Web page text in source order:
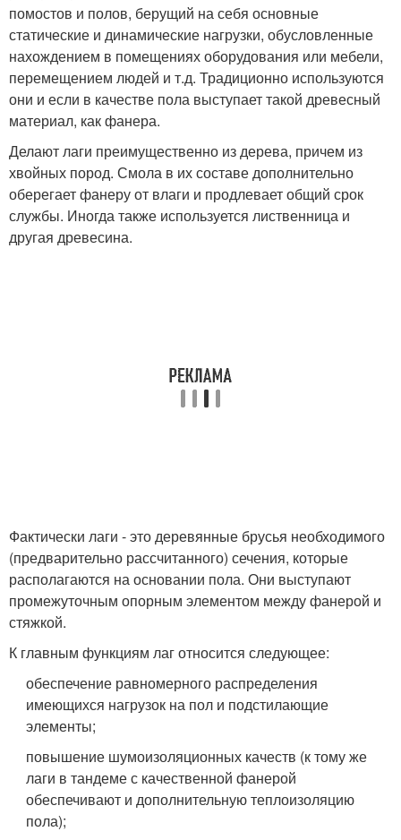
помостов и полов, берущий на себя основные
статические и динамические нагрузки, обусловленные
нахождением в помещениях оборудования или мебели,
перемещением людей и т.д. Традиционно используются
они и если в качестве пола выступает такой древесный
материал, как фанера.
Делают лаги преимущественно из дерева, причем из
хвойных пород. Смола в их составе дополнительно
оберегает фанеру от влаги и продлевает общий срок
службы. Иногда также используется лиственница и
другая древесина.
Фактически лаги - это деревянные брусья необходимого
(предварительно рассчитанного) сечения, которые
располагаются на основании пола. Они выступают
промежуточным опорным элементом между фанерой и
стяжкой.
К главным функциям лаг относится следующее:
обеспечение равномерного распределения
имеющихся нагрузок на пол и подстилающие
элементы;
повышение шумоизоляционных качеств (к тому же
лаги в тандеме с качественной фанерой
обеспечивают и дополнительную теплоизоляцию
пола);